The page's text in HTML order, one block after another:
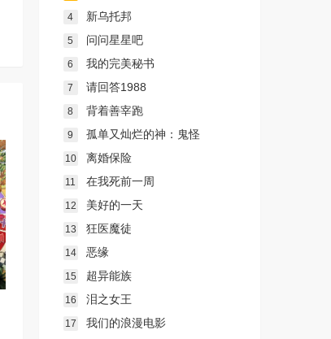
4 新乌托邦
5 问问星星吧
6 我的完美秘书
7 请回答1988
8 背着善宰跑
9 孤单又灿烂的神：鬼怪
10 离婚保险
11 在我死前一周
12 美好的一天
13 狂医魔徒
14 恶缘
15 超异能族
16 泪之女王
17 我们的浪漫电影